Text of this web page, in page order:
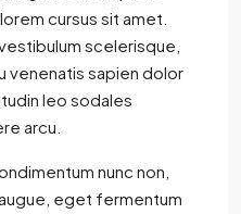
cursus sit amet.
scelerisque,
venenatis sapien dolor
leo sodales
arcu.
nunc non,
eget fermentum